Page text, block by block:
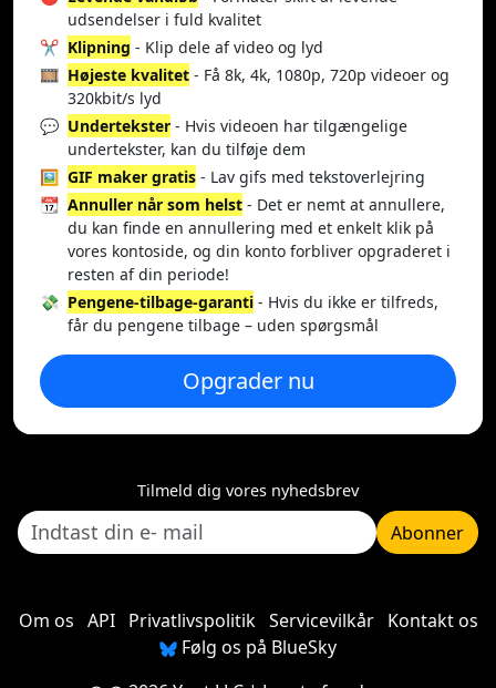
udsendelser i fuld kvalitet
✂️ Klipning - Klip dele af video og lyd
🎞️ Højeste kvalitet - Få 8k, 4k, 1080p, 720p videoer og
320kbit/s lyd
💬 Undertekster - Hvis videoen har tilgængelige
undertekster, kan du tilføje dem
🖼️ GIF maker gratis - Lav gifs med tekstoverlejring
📆 Annuller når som helst - Det er nemt at annullere,
du kan finde en annullering med et enkelt klik på
vores kontoside, og din konto forbliver opgraderet i
resten af din periode!
💸 Pengene-tilbage-garanti - Hvis du ikke er tilfreds,
får du pengene tilbage – uden spørgsmål
Opgrader nu
Tilmeld dig vores nyhedsbrev
Abonner
Om os API Privatlivspolitik Servicevilkår
Kontakt os
Følg os på BlueSky